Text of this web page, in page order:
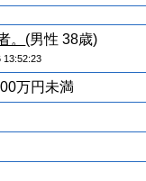
。 (男性 38歳)
13:52:23
万円未満